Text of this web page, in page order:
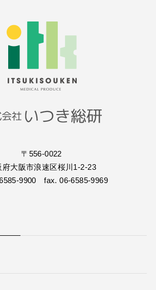
〒556-0022
府大阪市浪速区桜川1-2-23
9900 fax. 06-6585-9969